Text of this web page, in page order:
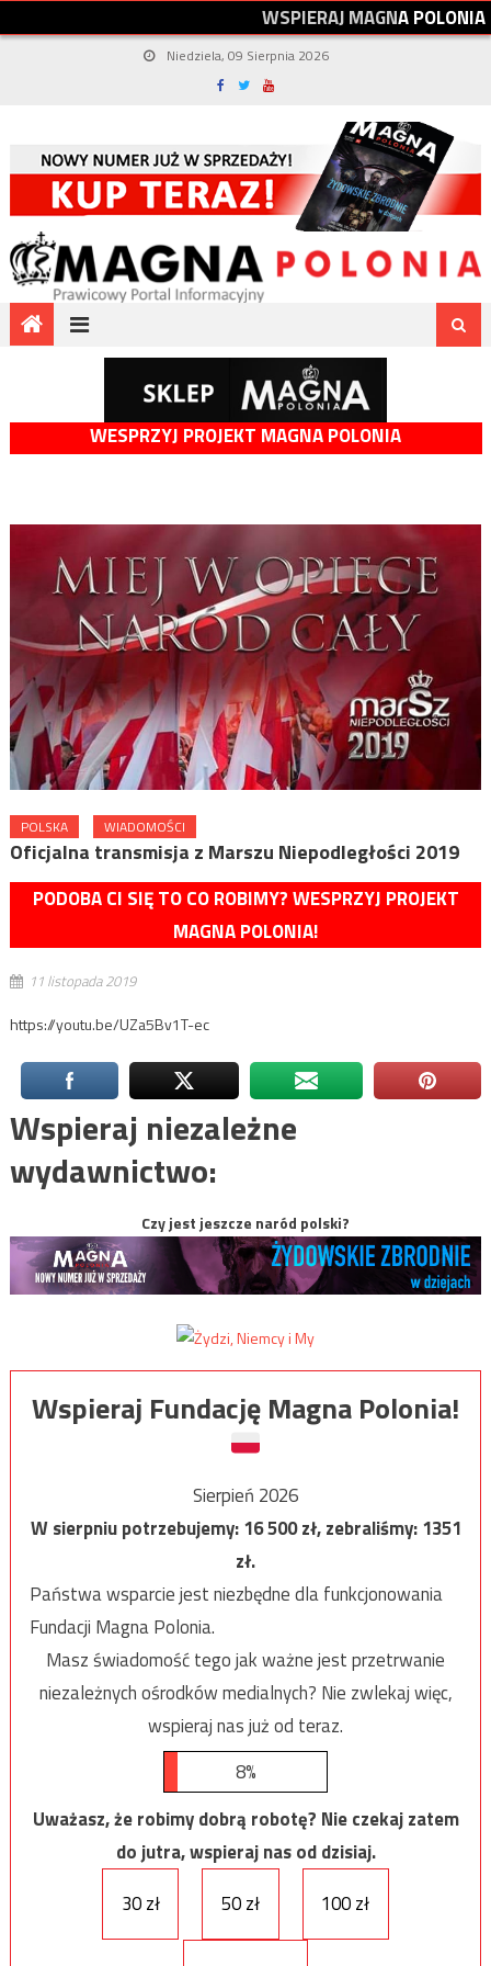
WSPIERAJMAGNAPOLONIA
Niedziela, 09 Sierpnia 2026
WESPRZYJ PROJEKT MAGNA POLONIA
POLSKA WIADOMOŚCI
Oficjalna transmisja z Marszu Niepodległości 2019
PODOBA CI SIĘ TO CO ROBIMY? WESPRZYJ PROJEKT
MAGNA POLONIA!
11 listopada 2019
https://youtu.be/UZa5Bv1T-ec
Wspieraj niezależne
wydawnictwo:
Czy jest jeszcze naród polski?
Wspieraj Fundację Magna Polonia!
Sierpień 2026
W sierpniu potrzebujemy:16 500zł, zebraliśmy:1351
zł.
Państwa wsparcie jest niezbędne dla funkcjonowania
Fundacji Magna Polonia.
Masz świadomość tego jak ważne jest przetrwanie
niezależnych ośrodków medialnych? Nie zwlekaj więc,
wspieraj nas już od teraz.
8%
Uważasz, że robimy dobrą robotę? Nie czekaj zatem
do jutra, wspieraj nas od dzisiaj.
30 zł
50 zł 100 zł